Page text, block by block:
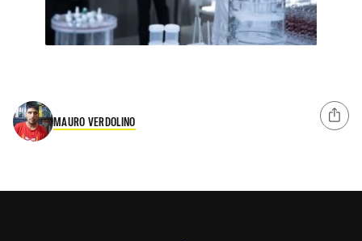
MAURO VERDOLINO